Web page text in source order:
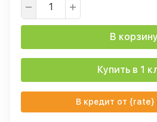
В корзину
Купить в 1
В кредит от {rate}